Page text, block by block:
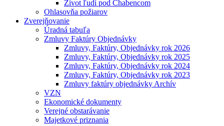
Život ľudí pod Chabencom
Ohlasovňa požiarov
Zverejňovanie
Úradná tabuľa
Zmluvy Faktúry Objednávky
Zmluvy, Faktúry, Objednávky rok 2026
Zmluvy, Faktúry, Objednávky rok 2025
Zmluvy, Faktúry, Objednávky rok 2024
Zmluvy, Faktúry, Objednávky rok 2023
Zmluvy faktúry objednávky Archív
VZN
Ekonomické dokumenty
Verejné obstarávanie
Majetkové priznania